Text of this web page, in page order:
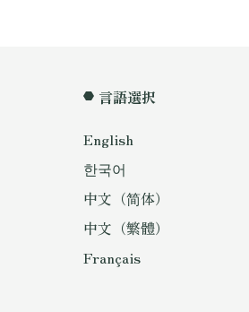
言語選択
English
한국어
中文（简体）
中文（繁體）
Français